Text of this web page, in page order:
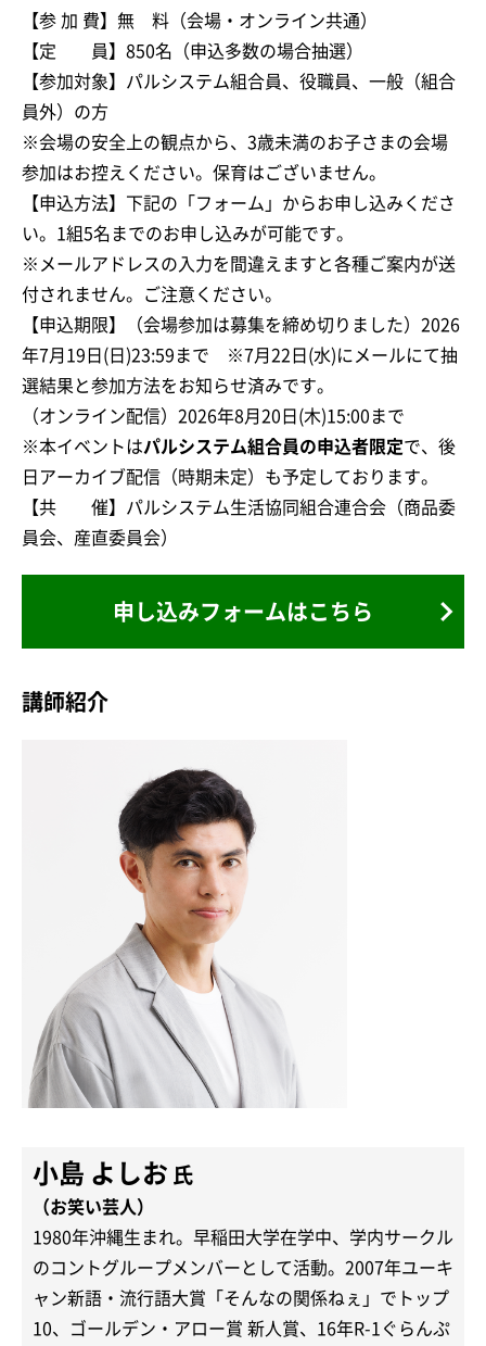
【参 加 費】無 料（会場・オンライン共通）
【定 員】850名（申込多数の場合抽選）
【参加対象】パルシステム組合員、役職員、一般（組合
員外）の方
※会場の安全上の観点から、3歳未満のお子さまの会場
参加はお控えください。保育はございません。
【申込方法】下記の「フォーム」からお申し込みくださ
い。1組5名までのお申し込みが可能です。
※メールアドレスの入力を間違えますと各種ご案内が送
付されません。ご注意ください。
【申込期限】（会場参加は募集を締め切りました）2026
年7月19日(日)23:59まで ※7月22日(水)にメールにて抽
選結果と参加方法をお知らせ済みです。
（オンライン配信）2026年8月20日(木)15:00まで
※本イベントはパルシステム組合員の申込者限定で、後
日アーカイブ配信（時期未定）も予定しております。
【共 催】パルシステム生活協同組合連合会（商品委
員会、産直委員会）
申し込みフォームはこちら
講師紹介
小島 よしお 氏
（お笑い芸人）
1980年沖縄生まれ。早稲田大学在学中、学内サークル
のコントグループメンバーとして活動。2007年ユーキ
ャン新語・流行語大賞「そんなの関係ねぇ」でトップ
10、ゴールデン・アロー賞 新人賞、16年R-1ぐらんぷ